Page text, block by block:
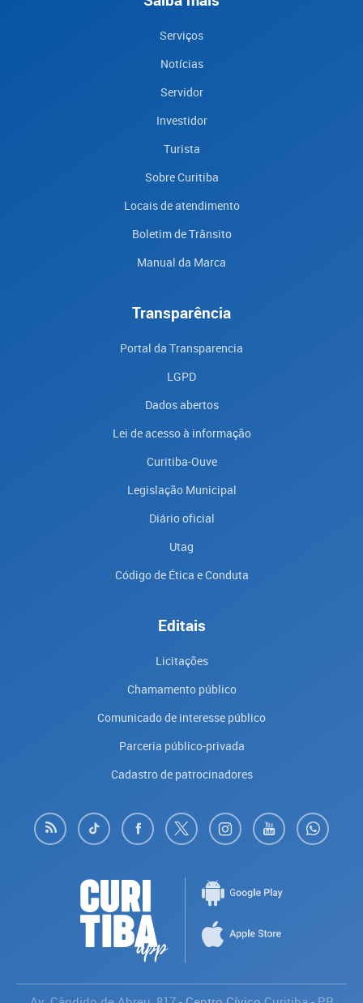
Serviços
Notícias
Servidor
Investidor
Turista
Sobre Curitiba
Locais de atendimento
Boletim de Trânsito
Manual da Marca
Transparência
Portal da Transparencia
LGPD
Dados abertos
Lei de acesso à informação
Curitiba-Ouve
Legislação Municipal
Diário oficial
Utag
Código de Ética e Conduta
Editais
Licitações
Chamamento público
Comunicado de interesse público
Parceria público-privada
Cadastro de patrocinadores